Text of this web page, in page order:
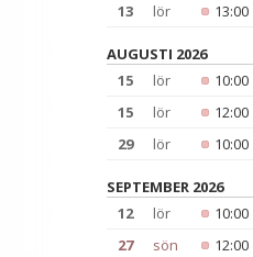
13
lör 13:00
AUGUSTI 2026
15
lör 10:00
15
lör 12:00
29
lör 10:00
SEPTEMBER 2026
12
lör 10:00
27
sön 12:00